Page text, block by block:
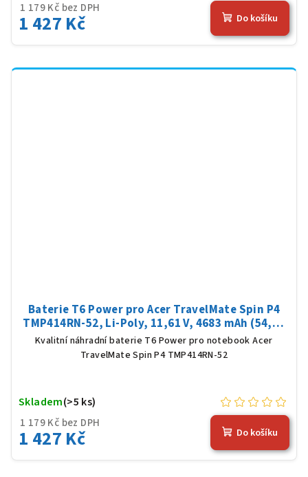
1 179 Kč bez DPH
1 427 Kč Do košíku
Baterie T6 Power pro Acer TravelMate Spin P4
TMP414RN-52, Li-Poly, 11,61 V, 4683 mAh (54,36
Wh), černá
Kvalitní náhradní baterie T6 Power pro notebook Acer
TravelMate Spin P4 TMP414RN-52
1 179 Kč bez DPH
1 427 Kč
Skladem(>5 ks)
Do košíku